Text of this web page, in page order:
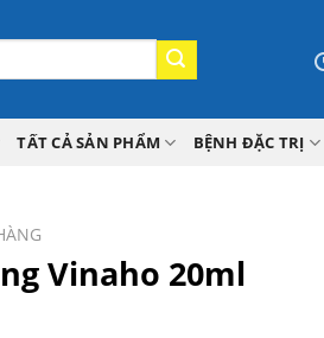
TẤT CẢ SẢN PHẨM BỆNH ĐẶC TRỊ
Vinaho 20ml